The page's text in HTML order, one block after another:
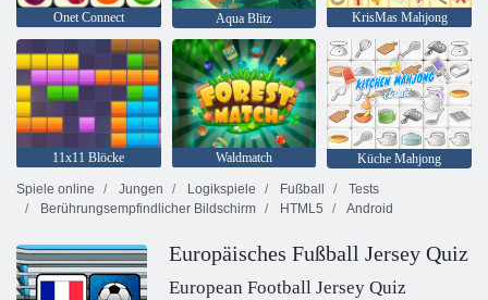
Onet Connect Aqua Blitz KrisMas Mahjong
11x11 Blöcke Waldmatch
Küche Mahjong
Spiele online
Jungen Logikspiele Fußball
Tests
Berührungsempfindlicher Bildschirm
HTML5 Android
Europäisches Fußball Jersey Quiz
European Football Jersey Quiz